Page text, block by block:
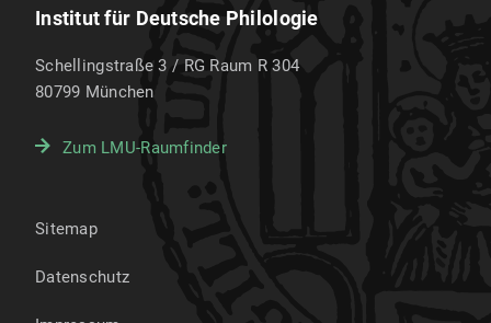
Institut für Deutsche Philologie
Schellingstraße 3 / RG Raum R 304
80799 München
Zum LMU-Raumfinder
Sitemap
Datenschutz